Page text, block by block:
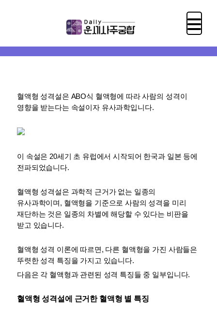
혈액형 성격설은 ABO식 혈액형에 따라 사람의 성격이
영향을 받는다는 속설이자 유사과학입니다.
이 속설은 20세기 초 유럽에서 시작되어 한국과 일본 등에
전파되었습니다.
혈액형 성격설은 과학적 근거가 없는 일종의
유사과학이며, 혈액형을 기준으로 사람의 성격을 미리
재단하는 것은 일종의 차별에 해당할 수 있다는 비판을
받고 있습니다.
혈액형 성격 이론에 따르면, 다른 혈액형을 가진 사람들은
뚜렷한 성격 특징을 가지고 있습니다.
다음은 각 혈액형과 관련된 성격 특징들 중 일부입니다.
혈액형 성격설에 근거한 혈액형 별 특징